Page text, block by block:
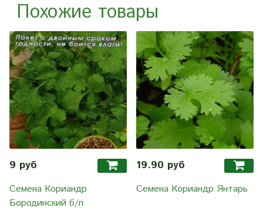
Похожие товары
9 руб
Семена Кориандр
Бородинский б/п
19.90 руб
Семена Кориандр Янтарь